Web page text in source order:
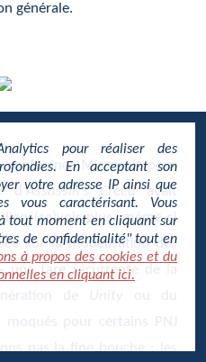
générale.
Microsoft pour
d'Assassin's Creedavait
(sa)voir plus, même si
sur la modélisation des
une tare récurrente de la
pas la fine bouche : les
pour réaliser des
En acceptant son
votre adresse IP ainsi que
vous caractérisant. Vous
tout moment en cliquant sur
de confidentialité" tout en
à propos des cookies et du
en cliquant ici.